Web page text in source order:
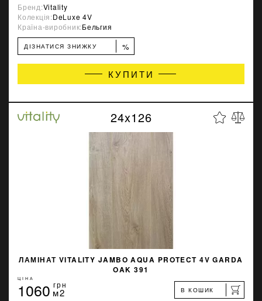
Бренд:Vitality
Колекція:DeLuxe 4V
Країна-виробник:Бельгия
ДІЗНАТИСЯ ЗНИЖКУ %
КУПИТИ
24x126
ЛАМІНАТ VITALITY JAMBO AQUA PROTECT 4V GARDA
OAK 391
ЦІНА
1060 грн
м2 В КОШИК